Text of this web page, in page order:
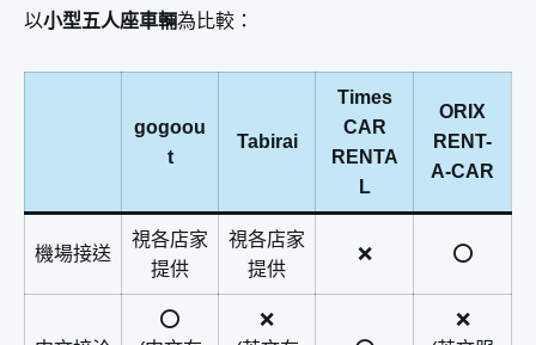
以小型五人座車輛為比較：
gogoou
t
Tabirai
Times
CAR
RENTA
L
ORIX
RENT-
A-CAR
機場接送
視各店家
提供
視各店家
提供
❌ ⭕️
⭕️
❌
❌